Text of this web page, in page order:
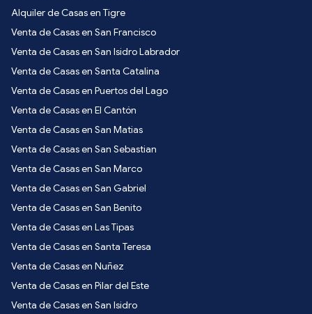
Alquiler de Casas en Tigre
Venta de Casas en San Francisco
Venta de Casas en San Isidro Labrador
Venta de Casas en Santa Catalina
Venta de Casas en Puertos del Lago
Venta de Casas en El Cantón
Venta de Casas en San Matias
Venta de Casas en San Sebastian
Venta de Casas en San Marco
Venta de Casas en San Gabriel
Venta de Casas en San Benito
Venta de Casas en Las Tipas
Venta de Casas en Santa Teresa
Venta de Casas en Nuñez
Venta de Casas en Pilar del Este
Venta de Casas en San Isidro